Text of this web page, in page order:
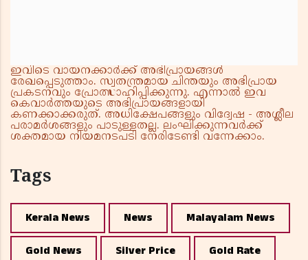
ഇവിടെ വായനക്കാർക്ക് അഭിപ്രായങ്ങൾ
രേഖപ്പെടുത്താം. സ്വതന്ത്രമായ ചിന്തയും അഭിപ്രായ
പ്രകടനവും പ്രോത്സാഹിപ്പിക്കുന്നു. എന്നാൽ ഇവ
കെവാർത്തയുടെ അഭിപ്രായങ്ങളായി
കണക്കാക്കരുത്. അധിക്ഷേപങ്ങളും വിദ്വേഷ - അശ്ലീല
പരാമർശങ്ങളും പാടുള്ളതല്ല. ലംഘിക്കുന്നവർക്ക്
ശക്തമായ നിയമനടപടി നേരിടേണ്ടി വന്നേക്കാം.
Tags
Kerala News News Malayalam News
Gold News Silver Price Gold Rate